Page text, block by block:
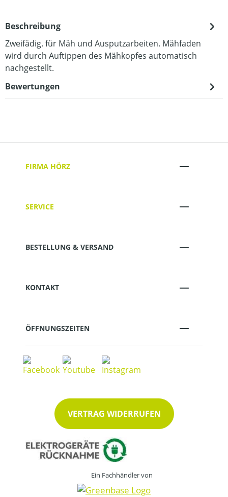
Beschreibung
Zweifädig. für Mäh und Ausputzarbeiten. Mähfaden
wird durch Auftippen des Mähkopfes automatisch
nachgestellt.
Bewertungen
FIRMA HÖRZ
SERVICE
BESTELLUNG & VERSAND
KONTAKT
ÖFFNUNGSZEITEN
VERTRAG WIDERRUFEN
Ein Fachhändler von